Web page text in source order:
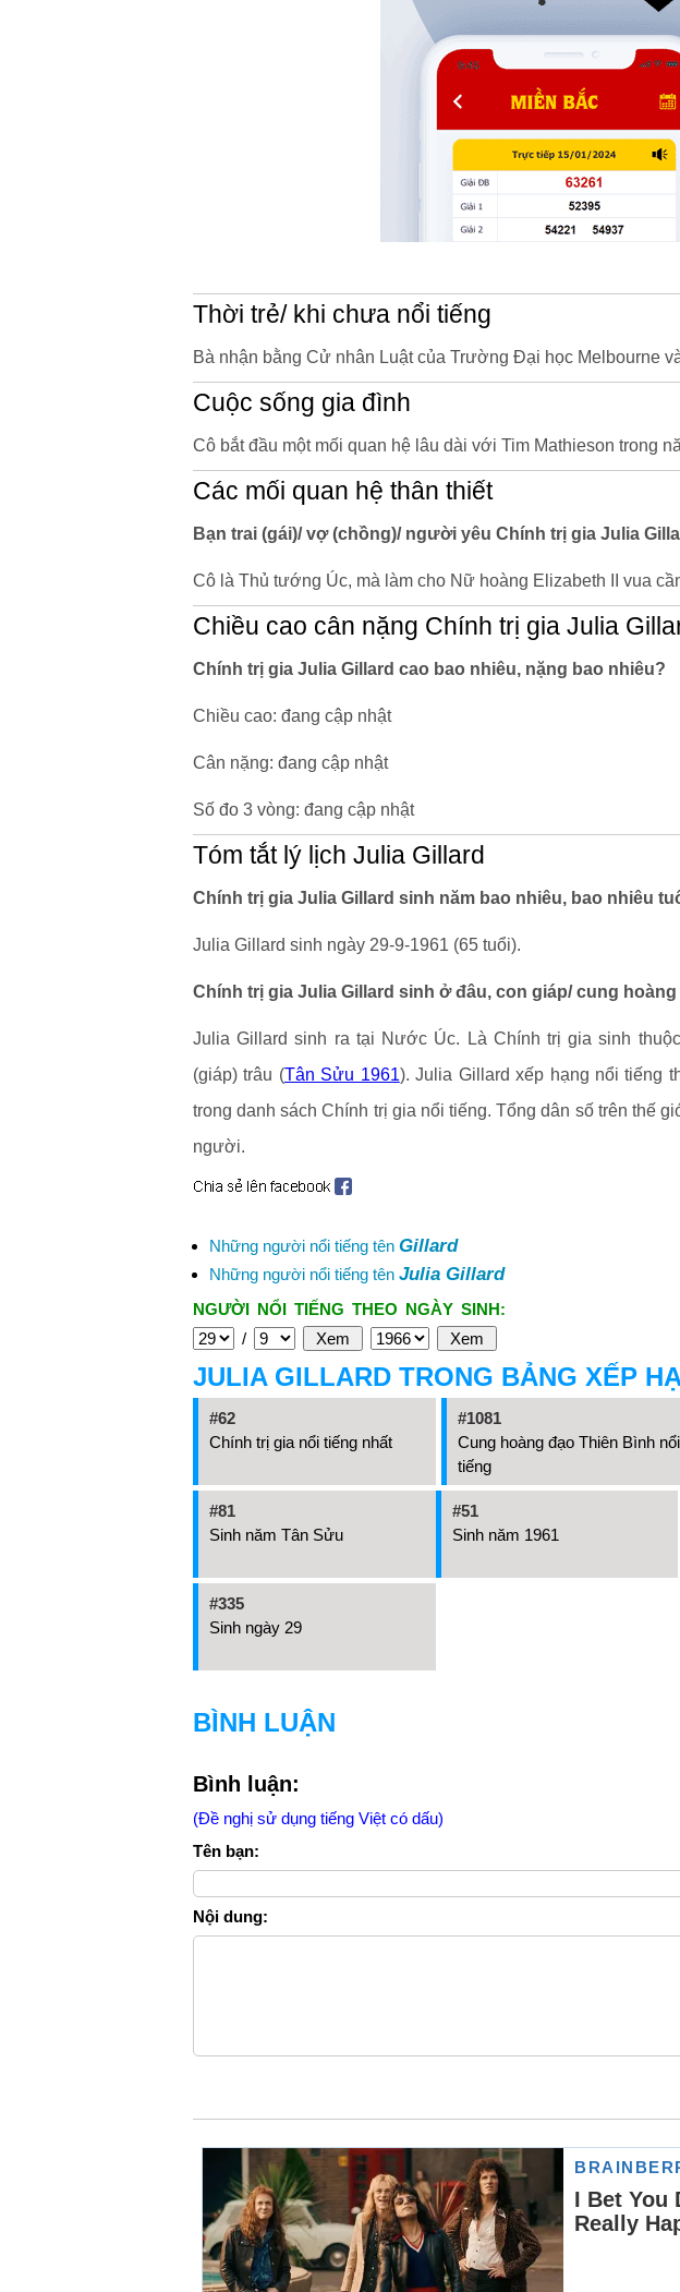
Thời trẻ/ khi chưa nổi tiếng
Bà nhận bằng Cử nhân Luật của Trường Đại học Melbourne
Cuộc sống gia đình
Cô bắt đầu một mối quan hệ lâu dài với Tim Mathieson trong
Các mối quan hệ thân thiết
Bạn trai (gái)/ vợ (chồng)/ người yêu Chính trị gia Julia
Cô là Thủ tướng Úc, mà làm cho Nữ hoàng Elizabeth II vua
Chiều cao cân nặng Chính trị gia Julia
Chính trị gia Julia Gillard cao bao nhiêu, nặng bao nhiêu?
Chiều cao: đang cập nhật
Cân nặng: đang cập nhật
Số đo 3 vòng: đang cập nhật
Tóm tắt lý lịch Julia Gillard
Chính trị gia Julia Gillard sinh năm bao nhiêu, bao nhiêu
Julia Gillard sinh ngày 29-9-1961 (65 tuổi).
Chính trị gia Julia Gillard sinh ở đâu, con giáp/ cung hoàng
Julia Gillard sinh ra tại Nước Úc. Là Chính trị gia sinh
(giáp) trâu (Tân Sửu 1961). Julia Gillard xếp hạng nổi tiếng
trong danh sách Chính trị gia nổi tiếng. Tổng dân số trên thế
người.
Những người nổi tiếng tên Gillard
Những người nổi tiếng tên Julia Gillard
NGƯỜI NỔI TIẾNG THEO NGÀY SINH:
/
JULIA GILLARD TRONG BẢNG XẾP
#62
Chính trị gia nổi tiếng nhất
#1081
Cung hoàng đạo Thiên Bình nổi
tiếng
#81
Sinh năm Tân Sửu
#51
Sinh năm 1961
#335
Sinh ngày 29
BÌNH LUẬN
Bình luận:
(Đề nghị sử dụng tiếng Việt có dấu)
Tên bạn:
Nội dung: